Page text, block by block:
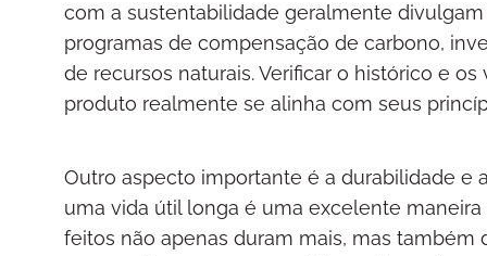
com a sustentabilidade geralmente
programas de compensação de carbono,
de recursos naturais. Verificar o histórico e
produto realmente se alinha com seus
Outro aspecto importante é a durabilidade e
uma vida útil longa é uma excelente
feitos não apenas duram mais, mas